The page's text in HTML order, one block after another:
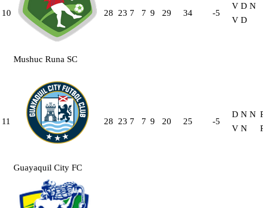
10
Mushuc Runa SC
28 23 7 7 9 29 34 -5
V D N
V D
11
Guayaquil City FC
28 23 7 7 9 20 25 -5
D N N
V N